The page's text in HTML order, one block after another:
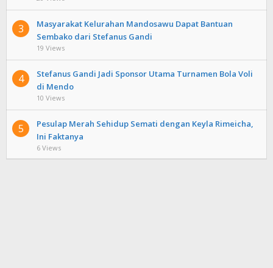
3
Masyarakat Kelurahan Mandosawu Dapat Bantuan
Sembako dari Stefanus Gandi
19 Views
4
Stefanus Gandi Jadi Sponsor Utama Turnamen Bola Voli
di Mendo
10 Views
5
Pesulap Merah Sehidup Semati dengan Keyla Rimeicha,
Ini Faktanya
6 Views